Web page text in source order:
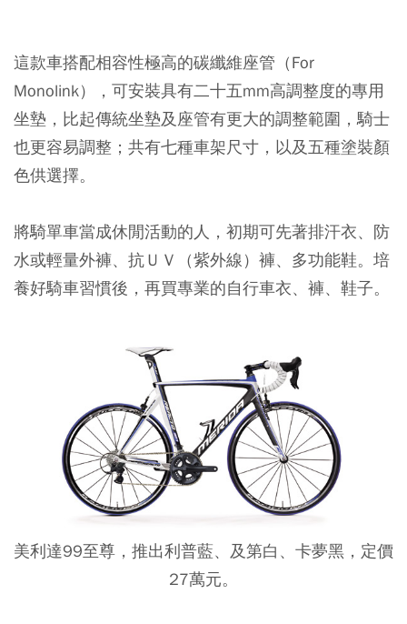
這款車搭配相容性極高的碳纖維座管（For
Monolink），可安裝具有二十五mm高調整度的專用
坐墊，比起傳統坐墊及座管有更大的調整範圍，騎士
也更容易調整；共有七種車架尺寸，以及五種塗裝顏
色供選擇。
將騎單車當成休閒活動的人，初期可先著排汗衣、防
水或輕量外褲、抗ＵＶ（紫外線）褲、多功能鞋。培
養好騎車習慣後，再買專業的自行車衣、褲、鞋子。
美利達99至尊，推出利普藍、及第白、卡夢黑，定價
27萬元。